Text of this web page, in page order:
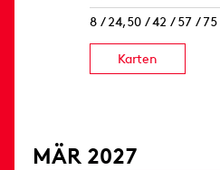
8 / 24,50 / 42 / 57 /
Karten
MÄR 2027